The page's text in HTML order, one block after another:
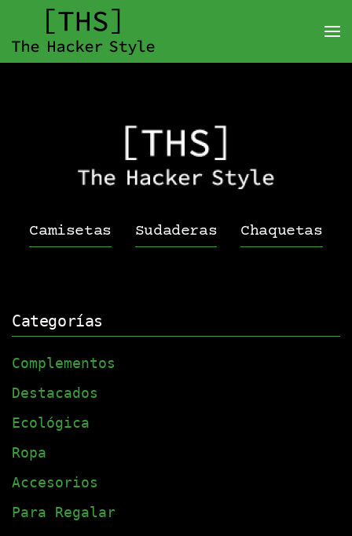
Camisetas Sudaderas Chaquetas
Categorías
Complementos
Destacados
Ecológica
Ropa
Accesorios
Para Regalar